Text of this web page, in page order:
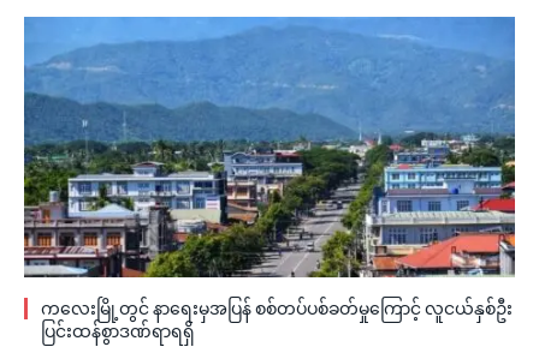
ကလေးမြို့တွင် နာရေးမှအပြန် စစ်တပ်ပစ်ခတ်မှုကြောင့် လူငယ်နှစ်ဦး
ပြင်းထန်စွာဒဏ်ရာရရှိ